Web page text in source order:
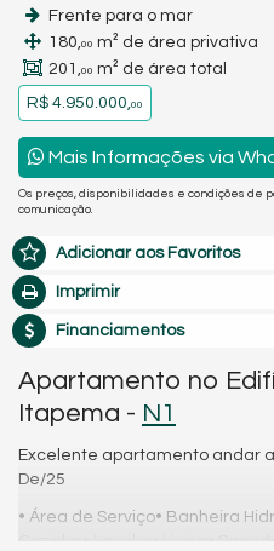
Frente para o mar
180,00 m² de área privativa
201,00 m² de área total
R$ 4.950.000,00
Mais Informações via
Os preços, disponibilidades e condições de
comunicação.
Adicionar aos Favoritos
Imprimir
Financiamentos
Apartamento no
Itapema - N1
Excelente apartamento andar
De/25
• Área de Serviço• Banheira
Cozinha• Lavabo• Living•